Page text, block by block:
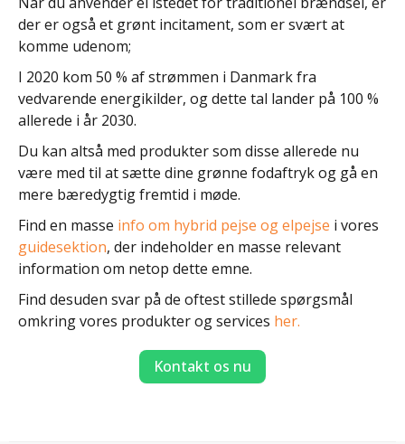
der er også et grønt incitament, som er svært at
komme udenom;
I 2020 kom 50 % af strømmen i Danmark fra
vedvarende energikilder, og dette tal lander på 100 %
allerede i år 2030.
Du kan altså med produkter som disse allerede nu
være med til at sætte dine grønne fodaftryk og gå en
mere bæredygtig fremtid i møde.
Find en masse info om hybrid pejse og elpejse i vores
guidesektion, der indeholder en masse relevant
information om netop dette emne.
Find desuden svar på de oftest stillede spørgsmål
omkring vores produkter og services her.
Kontakt os nu